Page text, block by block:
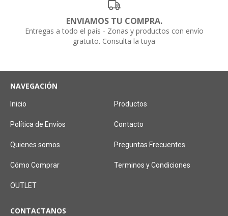
ENVIAMOS TU COMPRA.
Entregas a todo el país - Zonas y productos con envío
gratuito. Consulta la tuya
NAVEGACIÓN
Inicio Productos
Política de Envíos Contacto
Quienes somos Preguntas Frecuentes
Cómo Comprar Terminos y Condiciones
OUTLET
CONTACTANOS